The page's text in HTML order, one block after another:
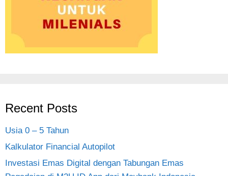
Recent Posts
Usia 0 – 5 Tahun
Kalkulator Financial Autopilot
Investasi Emas Digital dengan Tabungan Emas